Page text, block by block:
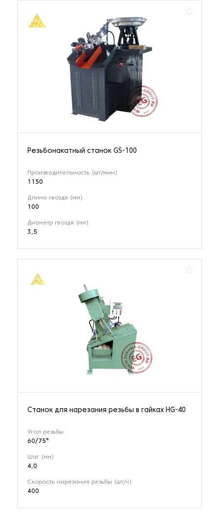
Резьбонакатный станок GS-100
Производительность (шт/мин)
1150
Длина гвоздя (мм)
100
Диаметр гвоздя (мм)
3,5
Станок для нарезания резьбы в гайках HG-40
Угол резьбы
60/75°
Шаг (мм)
4,0
Скорость нарезания резьбы (шт/ч)
400